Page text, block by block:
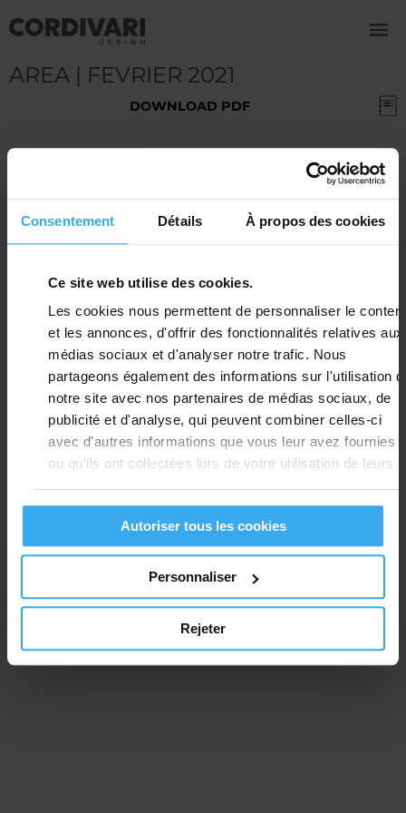
Consentement Détails À propos des cookies
Ce site web utilise des cookies.
Les cookies nous permettent de personnaliser le
et les annonces, d'offrir des fonctionnalités relatives aux
médias sociaux et d'analyser notre trafic. Nous
partageons également des informations sur l'utilisation
notre site avec nos partenaires de médias sociaux, de
publicité et d'analyse, qui peuvent combiner celles-ci
avec d'autres informations que vous leur avez fournies
ou qu'ils ont collectées lors de votre utilisation de leurs
Autoriser tous les cookies
Personnaliser
Rejeter
AREA | FEVRIER 2021
DOWNLOAD PDF
C.F.-P.IVA-VAT ID NR.IT00735570673
R.E.A. TE N.92310 - CAP.SOC. € 10.000.000 I.V.
CORPORATE WEBSITE: